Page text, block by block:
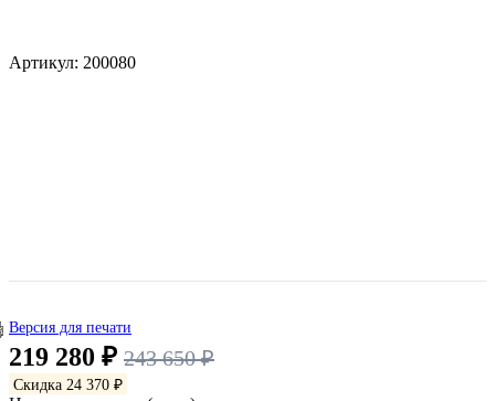
Артикул: 200080
Версия для печати
219 280 ₽ 243 650 ₽
Скидка 24 370 ₽